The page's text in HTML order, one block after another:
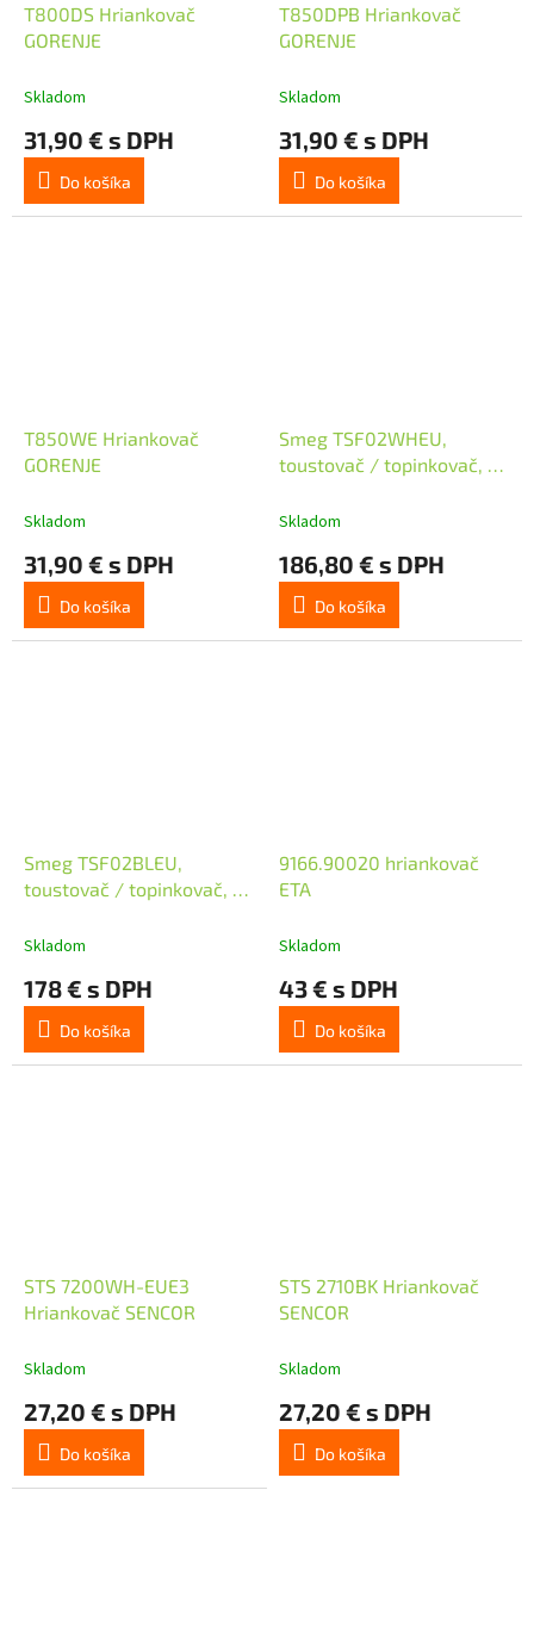
T800DS Hriankovač
GORENJE
Skladom
31,90 € s DPH
Do košíka
T850DPB Hriankovač
GORENJE
Skladom
31,90 € s DPH
Do košíka
T850WE Hriankovač
GORENJE
Skladom
31,90 € s DPH
Do košíka
Smeg TSF02WHEU,
toustovač / topinkovač, 4
zásuvka na drobky, styl.
Skladom
186,80 € s DPH
Do košíka
Smeg TSF02BLEU,
toustovač / topinkovač, 4
zásuvka na drobky, styl.
Skladom
178 € s DPH
Do košíka
9166.90020 hriankovač
ETA
Skladom
43 € s DPH
Do košíka
STS 7200WH-EUE3
Hriankovač SENCOR
Skladom
27,20 € s DPH
Do košíka
STS 2710BK Hriankovač
SENCOR
Skladom
27,20 € s DPH
Do košíka